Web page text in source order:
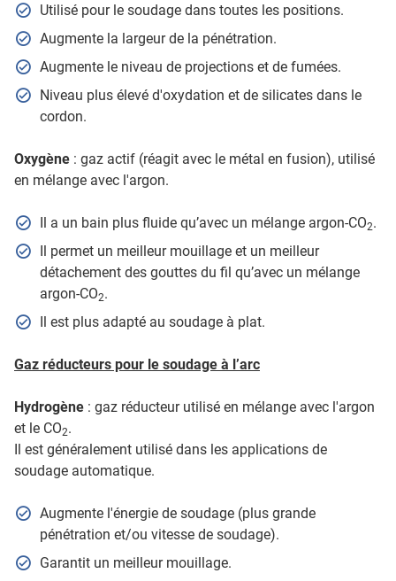
Utilisé pour le soudage dans toutes les positions.
Augmente la largeur de la pénétration.
Augmente le niveau de projections et de fumées.
Niveau plus élevé d'oxydation et de silicates dans le
cordon.
Oxygène : gaz actif (réagit avec le métal en fusion), utilisé
en mélange avec l'argon.
Il a un bain plus fluide qu’avec un mélange argon-CO2.
Il permet un meilleur mouillage et un meilleur
détachement des gouttes du fil qu’avec un mélange
argon-CO2.
Il est plus adapté au soudage à plat.
Gaz réducteurs pour le soudage à l’arc
Hydrogène : gaz réducteur utilisé en mélange avec l'argon
et le CO2.
Il est généralement utilisé dans les applications de
soudage automatique.
Augmente l'énergie de soudage (plus grande
pénétration et/ou vitesse de soudage).
Garantit un meilleur mouillage.